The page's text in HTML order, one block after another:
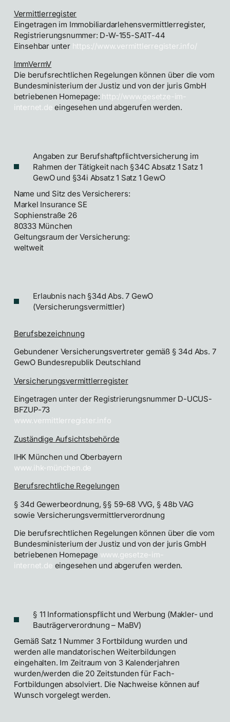
Vermittlerregister
Eingetragen im Immobiliardarlehensvermittlerregister,
Registrierungsnummer: D-W-155-SA1T-44
Einsehbar unter https://www.vermittlerregister.info/
ImmVermV
Die berufsrechtlichen Regelungen können über die vom
Bundesministerium der Justiz und von der juris GmbH
betriebenen Homepage: http://www.gesetze-im-
internet.de eingesehen und abgerufen werden.
Angaben zur Berufshaftpflichtversicherung im
Rahmen der Tätigkeit nach §34C Absatz 1 Satz 1
GewO und §34i Absatz 1 Satz 1 GewO
Name und Sitz des Versicherers:
Markel Insurance SE
Sophienstraße 26
80333 München
Geltungsraum der Versicherung:
weltweit
Erlaubnis nach §34d Abs. 7 GewO
(Versicherungsvermittler)
Berufsbezeichnung
Gebundener Versicherungsvertreter gemäß § 34d Abs. 7
GewO Bundesrepublik Deutschland
Versicherungsvermittlerregister
Eingetragen unter der Registrierungsnummer D-UCUS-
BFZUP-73
www.vermittlerregister.info
Zuständige Aufsichtsbehörde
IHK München und Oberbayern
www.ihk-münchen.de
Berufsrechtliche Regelungen
§ 34d Gewerbeordnung, §§ 59-68 VVG, § 48b VAG
sowie Versicherungsvermittlerverordnung
Die berufsrechtlichen Regelungen können über die vom
Bundesministerium der Justiz und von der juris GmbH
betriebenen Homepage www.gesetze-im-
internet.de eingesehen und abgerufen werden.
§ 11 Informationspflicht und Werbung (Makler- und
Bauträgerverordnung – MaBV)
Gemäß Satz 1 Nummer 3 Fortbildung wurden und
werden alle mandatorischen Weiterbildungen
eingehalten. Im Zeitraum von 3 Kalenderjahren
wurden/werden die 20 Zeitstunden für Fach-
Fortbildungen absolviert. Die Nachweise können auf
Wunsch vorgelegt werden.